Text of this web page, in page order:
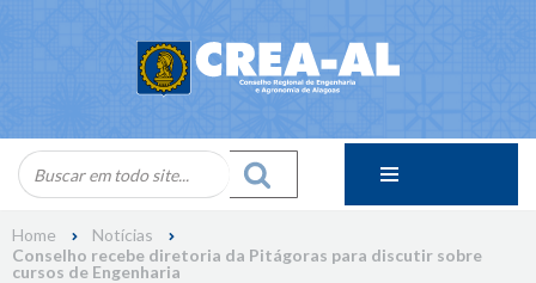
Home
Notícias
Conselho recebe diretoria da Pitágoras para discutir sobre
cursos de Engenharia